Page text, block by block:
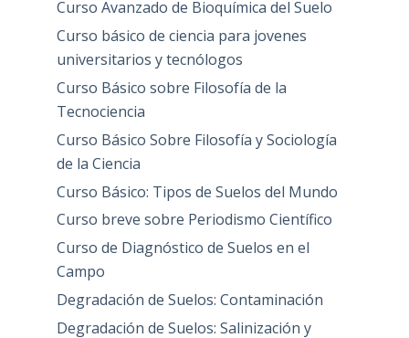
Curso Avanzado de Bioquímica del Suelo
Curso básico de ciencia para jovenes
universitarios y tecnólogos
Curso Básico sobre Filosofía de la
Tecnociencia
Curso Básico Sobre Filosofía y Sociología
de la Ciencia
Curso Básico: Tipos de Suelos del Mundo
Curso breve sobre Periodismo Científico
Curso de Diagnóstico de Suelos en el
Campo
Degradación de Suelos: Contaminación
Degradación de Suelos: Salinización y